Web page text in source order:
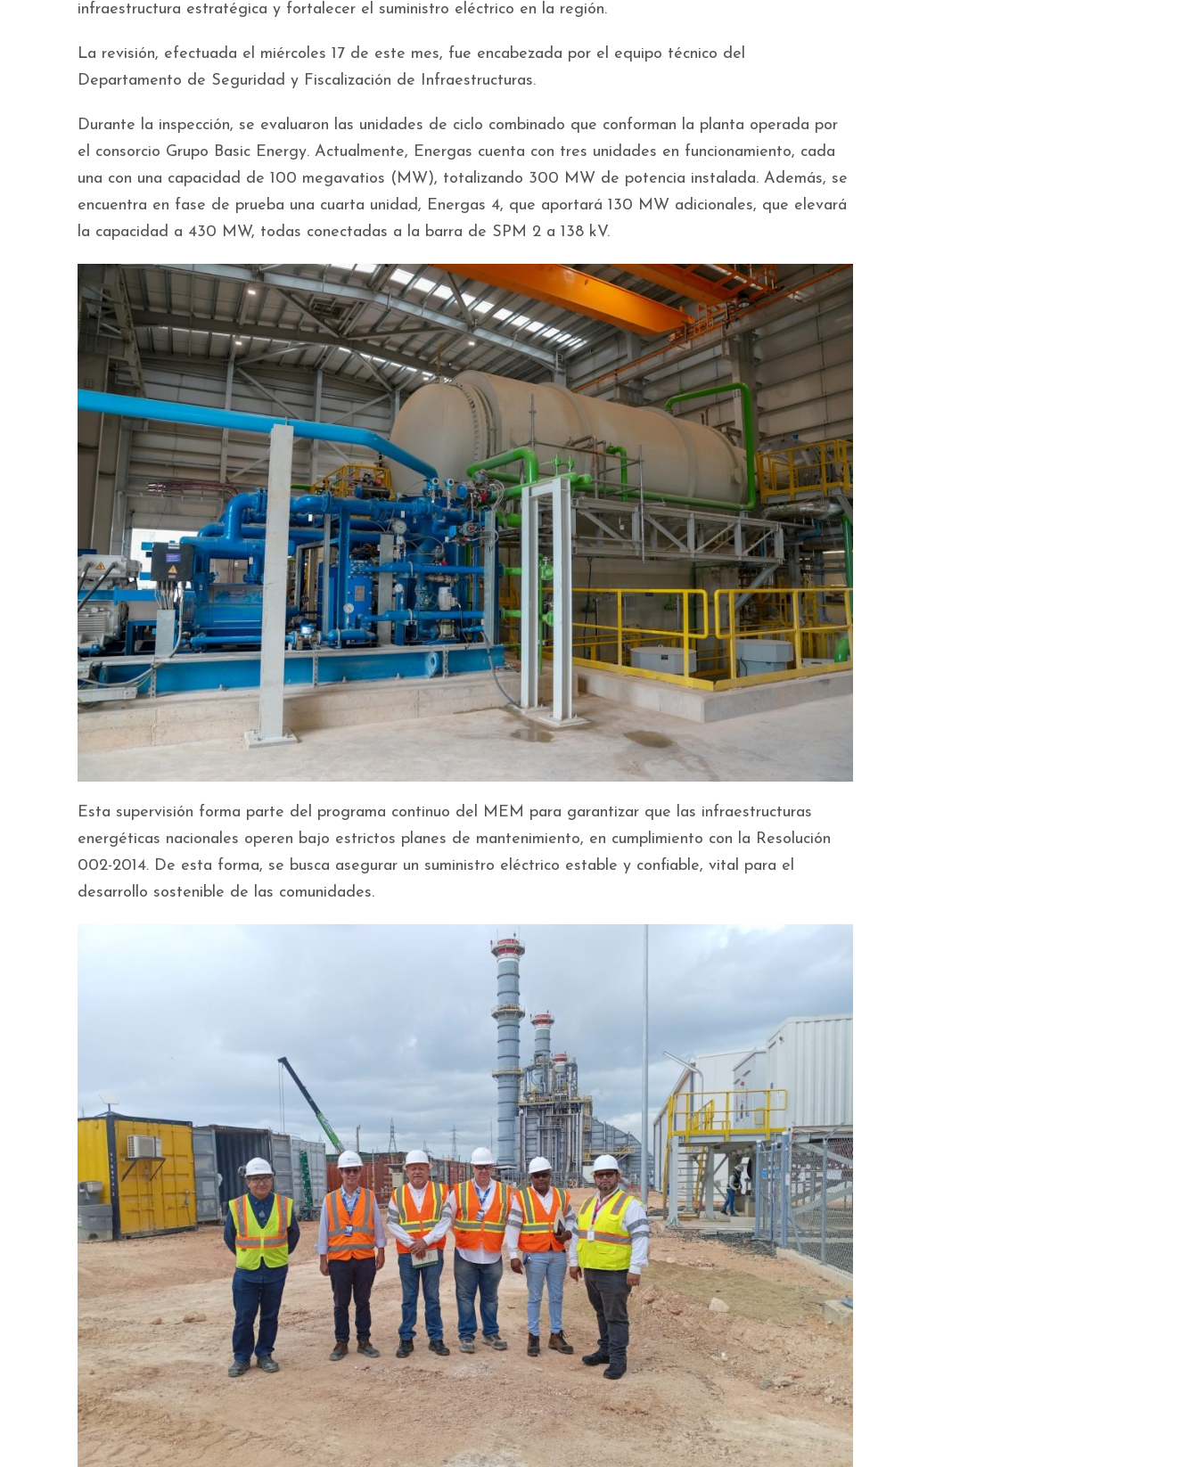
infraestructura estratégica y fortalecer el suministro eléctrico en la región.
La revisión, efectuada el miércoles 17 de este mes, fue encabezada por el equipo técnico del
Departamento de Seguridad y Fiscalización de Infraestructuras.
Durante la inspección, se evaluaron las unidades de ciclo combinado que conforman la planta operada por
el consorcio Grupo Basic Energy. Actualmente, Energas cuenta con tres unidades en funcionamiento, cada
una con una capacidad de 100 megavatios (MW), totalizando 300 MW de potencia instalada. Además, se
encuentra en fase de prueba una cuarta unidad, Energas 4, que aportará 130 MW adicionales, que elevará
la capacidad a 430 MW, todas conectadas a la barra de SPM 2 a 138 kV.
Esta supervisión forma parte del programa continuo del MEM para garantizar que las infraestructuras
energéticas nacionales operen bajo estrictos planes de mantenimiento, en cumplimiento con la Resolución
002-2014. De esta forma, se busca asegurar un suministro eléctrico estable y confiable, vital para el
desarrollo sostenible de las comunidades.